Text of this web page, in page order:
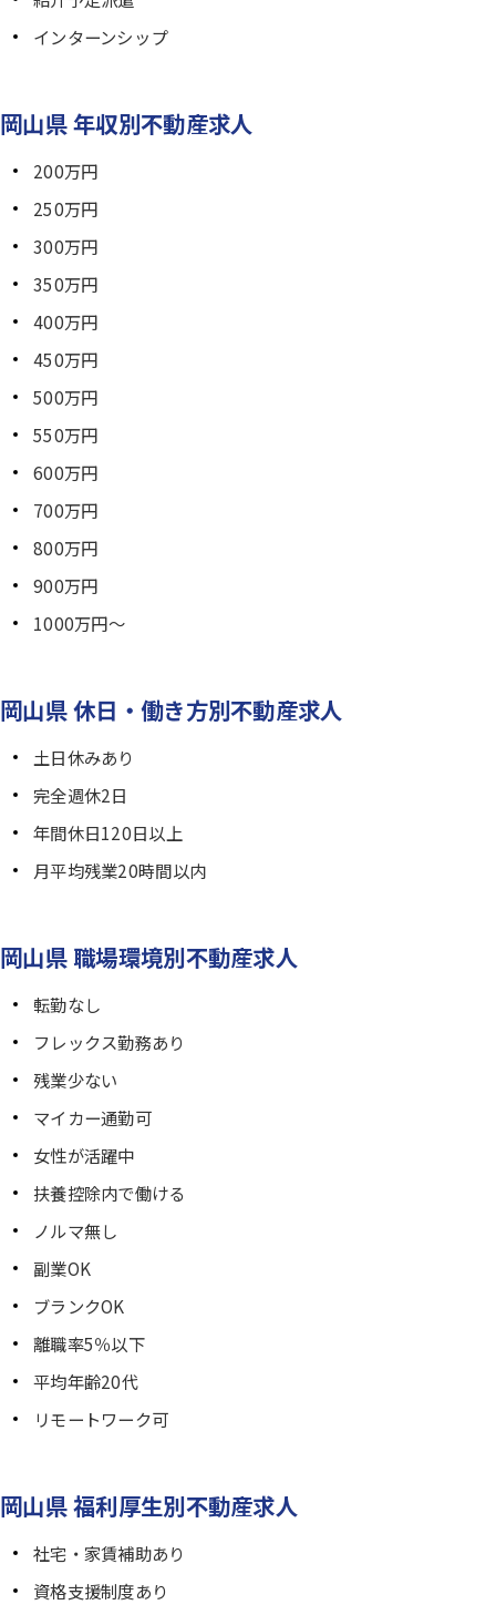
インターンシップ
岡山県 年収別不動産求人
200万円
250万円
300万円
350万円
400万円
450万円
500万円
550万円
600万円
700万円
800万円
900万円
1000万円～
岡山県 休日・働き方別不動産求人
土日休みあり
完全週休2日
年間休日120日以上
月平均残業20時間以内
岡山県 職場環境別不動産求人
転勤なし
フレックス勤務あり
残業少ない
マイカー通勤可
女性が活躍中
扶養控除内で働ける
ノルマ無し
副業OK
ブランクOK
離職率5％以下
平均年齢20代
リモートワーク可
岡山県 福利厚生別不動産求人
社宅・家賃補助あり
資格支援制度あり